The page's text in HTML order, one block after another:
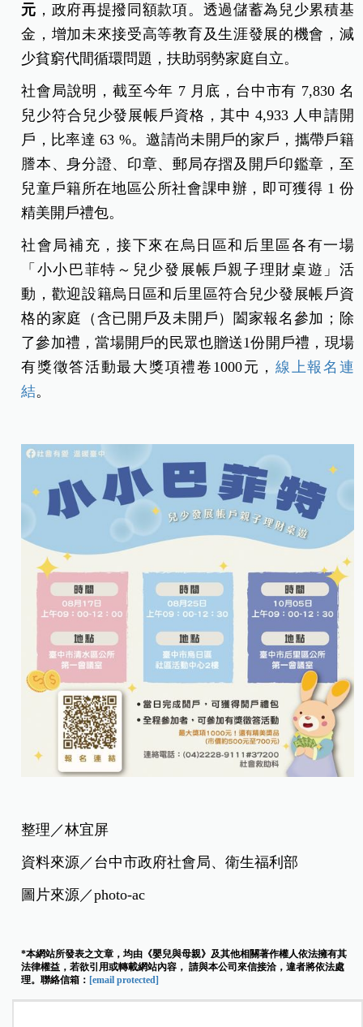
元 ，政府再提撥同額款項。透過儲蓄為兒少累積基
金，增加未來接受高等教育及生涯發展的機會，減
少貧窮代間循環問題，扶助弱勢家庭自立。
社會局說明，截至今年 7 月底，台中市有 7,830 名
兒少符合兒少發展帳戶資格，其中 4,933 人申請開
戶，比率達 63 %。邀請尚未開戶的家戶，攜帶戶籍
謄本、身分證、印章、郵局存摺及開戶印鑑章，至
兒童戶籍所在地區公所社會課申辦，即可獲得 1 份
精美開戶禮包。
社會局補充，接下來在烏日區和后里區各有一場
「小小巴菲特～兒少發展帳戶親子理財桌遊」活
動，歡迎設籍烏日區和后里區符合兒少發展帳戶資
格的家庭（含已開戶及未開戶）闔家報名參加；除
了參加禮，當場開戶的民眾也贈送1份開戶禮，現場
有獎徵答活動最大獎項禮卷1000元， 線上報名連
結。
整理／林宜屏
資料來源／台中市政府社會局、衛生福利部
圖片來源／photo-ac
*本網站所發表之文章，均由《嬰兒與母親》及其他相關著作權人依法擁有其
法律權益，若欲引用或轉載網站內容， 請與本公司來信接洽，違者將依法處
理。聯絡信箱： [email protected]